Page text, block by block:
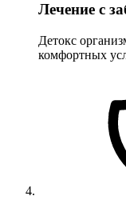
Лечение с
Детокс
комфортных